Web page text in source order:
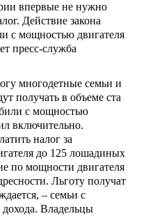
впервые не нужно
Действие закона
с мощностью двигателя
пресс-служба
многодетные семьи и
получать в объеме ста
с мощностью
включительно.
налог за
до 125 лошадиных
по мощности двигателя
Льготу получат
– семьи с
Владельцы